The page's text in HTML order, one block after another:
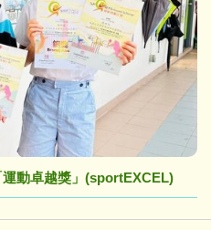
動卓越獎」(sportEXCEL)